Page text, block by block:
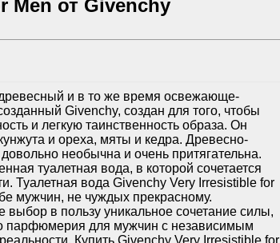
Men от Givenchy
и в то же время освежающе-
Givenchy, создан для того, чтобы
и легкую таинственность образа. Он
и ореха, мяты и кедра. Древесно-
необычна и очень притягательна.
туалетная вода, в которой сочетается
Туалетная вода Givenchy Very Irresistible for
мужчин, не чуждых прекрасному.
выбор в пользу уникальное сочетание силы,
парфюмерия для мужчин с независимым
Купить Givenchy Very Irresistible for